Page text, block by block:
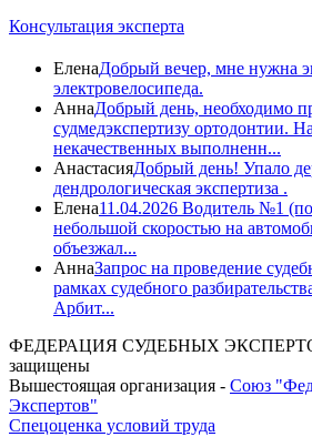
Консультация эксперта
ЕленаДобрый вечер, мне нужна
электровелосипеда.
АннаДобрый день, необходимо
судмедэкспертизу ортодонтии.
некачественных выполненн...
АнастасияДобрый день! Упало
дендрологическая экспертиза .
Елена11.04.2026 Водитель №1
небольшой скоростью на
объезжал...
АннаЗапрос на проведение
рамках судебного
Арбит...
ФЕДЕРАЦИЯ СУДЕБНЫХ ЭКСПЕРТОВ
защищены
Вышестоящая организация - Союз
Экспертов"
Спецоценка условий труда